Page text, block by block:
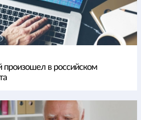
в российском